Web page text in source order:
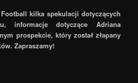
kilka spekulacji dotyczących
informacje dotyczące Adriana
prospekcie, który został złapany
Zapraszamy!